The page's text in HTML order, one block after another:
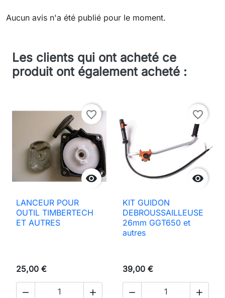
Aucun avis n'a été publié pour le moment.
Les clients qui ont acheté ce
produit ont également acheté :

favorite_border
LANCEUR POUR
OUTIL TIMBERTECH
ET AUTRES
25,00 €
 

favorite_border
KIT GUIDON
DEBROUSSAILLEUSE
26mm GGT650 et
autres
39,00 €
 